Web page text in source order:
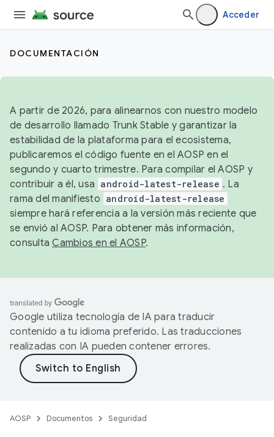
Acceder
DOCUMENTACIÓN
A partir de 2026, para alinearnos con nuestro modelo
de desarrollo llamado Trunk Stable y garantizar la
estabilidad de la plataforma para el ecosistema,
publicaremos el código fuente en el AOSP en el
segundo y cuarto trimestre. Para compilar el AOSP y
contribuir a él, usa android-latest-release . La
rama del manifiesto android-latest-release
siempre hará referencia a la versión más reciente que
se envió al AOSP. Para obtener más información,
consultaCambios en el AOSP.
Google utiliza tecnología de IA para traducir
contenido a tu idioma preferido. Las traducciones
realizadas con IA pueden contener errores.
AOSP Documentos Seguridad